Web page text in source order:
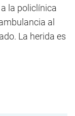
la policlínica
al
La herida es